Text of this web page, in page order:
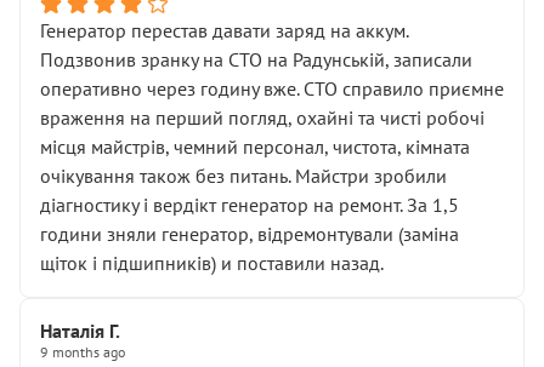
Генератор перестав давати заряд на аккум.
Подзвонив зранку на СТО на Радунській, записали
оперативно через годину вже. СТО справило приємне
враження на перший погляд, охайні та чисті робочі
місця майстрів, чемний персонал, чистота, кімната
очікування також без питань. Майстри зробили
діагностику і вердікт генератор на ремонт. За 1,5
години зняли генератор, відремонтували (заміна
щіток і підшипників) и поставили назад.
Наталія Г.
9 months ago